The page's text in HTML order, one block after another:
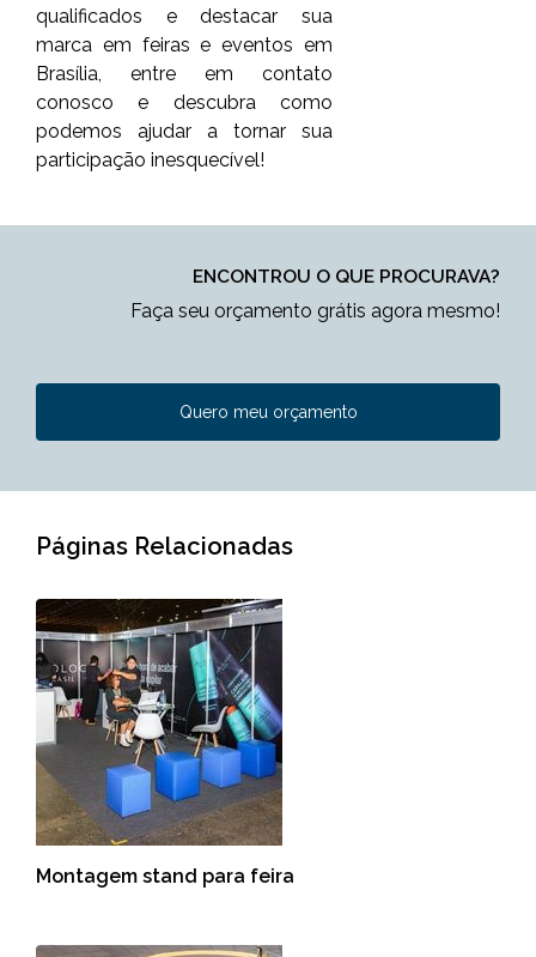
qualificados e destacar sua
marca em feiras e eventos em
Brasília, entre em contato
conosco e descubra como
podemos ajudar a tornar sua
participação inesquecível!
ENCONTROU O QUE PROCURAVA?
Faça seu orçamento grátis agora mesmo!
Quero meu orçamento
Páginas Relacionadas
Montagem stand para feira